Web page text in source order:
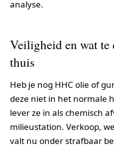
analyse.
Veiligheid en wat te
thuis
Heb je nog HHC olie of
deze niet in het normale
lever ze in als chemisch
milieustation. Verkoop,
valt nu onder strafbaar